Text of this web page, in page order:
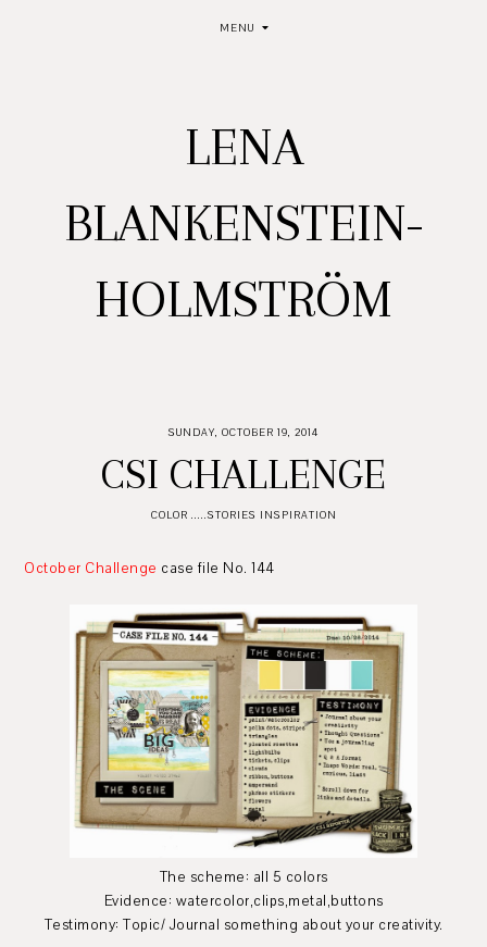
MENU
LENA
BLANKENSTEIN-
HOLMSTRÖM
SUNDAY, OCTOBER 19, 2014
CSI CHALLENGE
COLOR .....STORIES INSPIRATION
October Challenge case file No. 144
The scheme: all 5 colors
Evidence: watercolor,clips,metal,buttons
Testimony: Topic/ Journal something about your creativity.